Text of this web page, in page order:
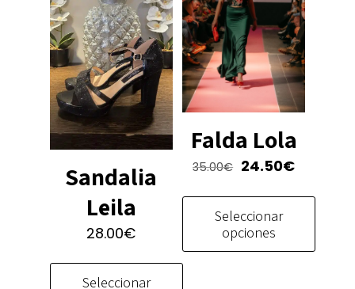
Sandalia
Leila
28.00€
Seleccionar
Falda Lola
35.00€ El
original
era:
35.00€.
24.50€El
actual
Seleccionar
opciones